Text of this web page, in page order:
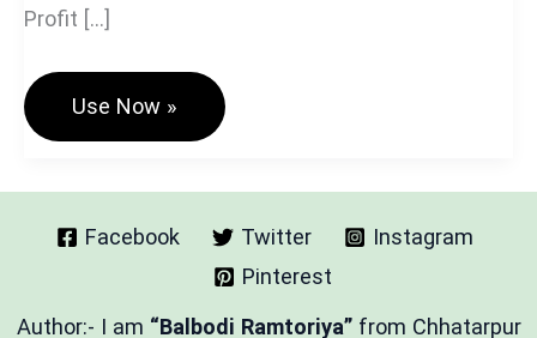
Profit […]
Profit
Calculator
Tool
लाभ
और
कैलकुलेशन
Use Now »
Facebook Twitter
Instagram
Pinterest
Author:- I am “Balbodi Ramtoriya” from Chhatarpur